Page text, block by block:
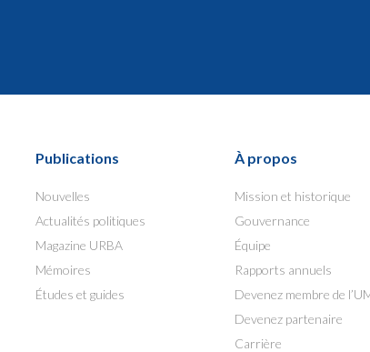
Publications
Nouvelles
Actualités politiques
Magazine URBA
Mémoires
Études et guides
À propos
Mission et historique
Gouvernance
Équipe
Rapports annuels
Devenez membre de
Devenez partenaire
Carrière